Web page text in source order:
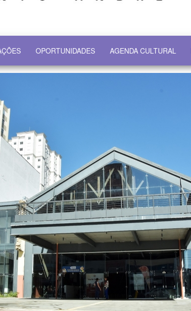
OPORTUNIDADES AGENDA CULTURAL